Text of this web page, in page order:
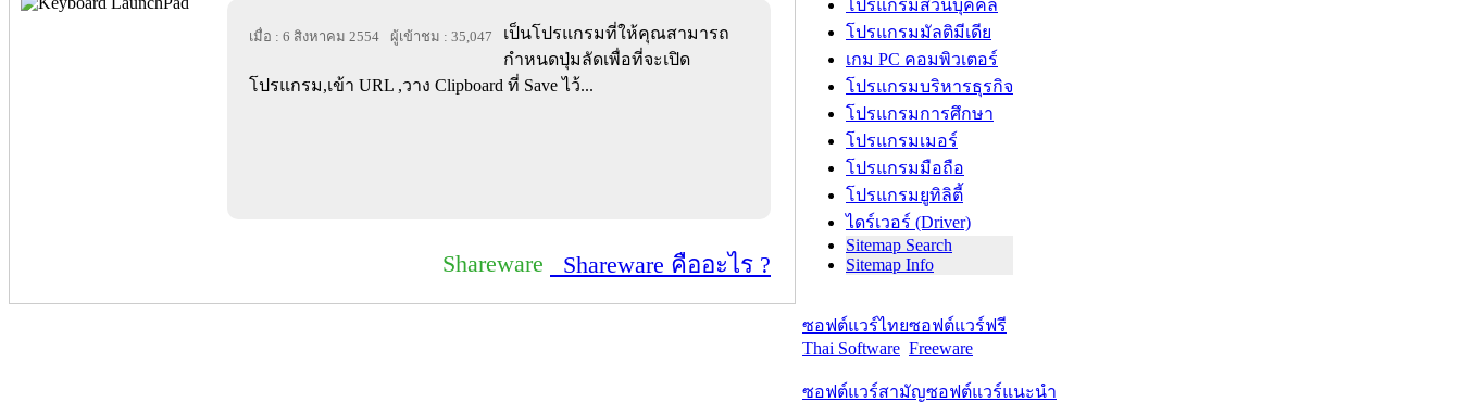
เมื่อ : 6 สิงหาคม 2554 ผู้เข้าชม : 35,047
เป็นโปรแกรมที่ให้คุณสามารถ
กำหนดปุ่มลัดเพื่อที่จะเปิด
โปรแกรม,เข้า URL ,วาง Clipboard ที่ Save ไว้...
Shareware Shareware คืออะไร ?
โปรแกรมส่วนบุคคล
โปรแกรมมัลติมีเดีย
เกม PC คอมพิวเตอร์
โปรแกรมบริหารธุรกิจ
โปรแกรมการศึกษา
โปรแกรมเมอร์
โปรแกรมมือถือ
โปรแกรมยูทิลิตี้
ไดร์เวอร์ (Driver)
Sitemap Search
Sitemap Info
ซอฟต์แวร์ไทย
Thai Software
ซอฟต์แวร์ฟรี
Freeware
ซอฟต์แวร์สามัญซอฟต์แวร์แนะนำ